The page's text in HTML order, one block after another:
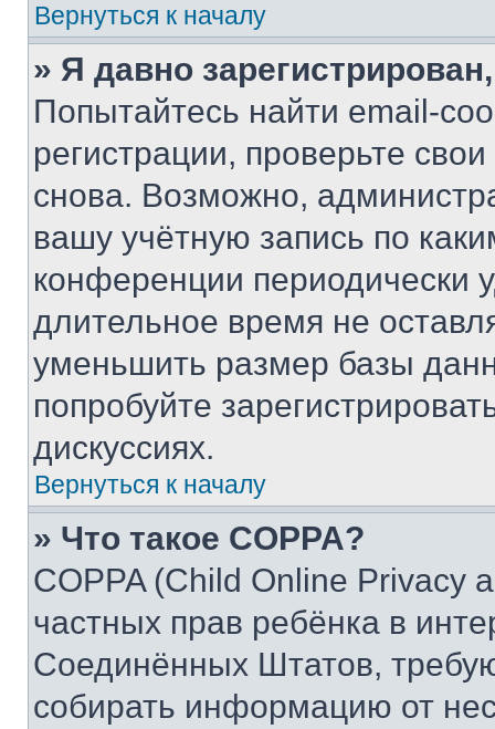
Вернуться к началу
» Я давно
Попытайтесь найти email-
регистрации, проверьте
снова. Возможно,
вашу учётную запись по
конференции периодически
длительное время не
уменьшить размер базы
попробуйте
дискуссиях.
Вернуться к началу
» Что такое COPPA?
COPPA (Child Online Privacy
частных прав ребёнка в
Соединённых Штатов,
собирать информацию от